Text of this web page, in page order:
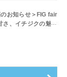
お知らせ＞FIG fair
さ、イチジクの魅力
ク尽くしの全4種が